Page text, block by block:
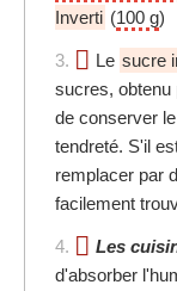
Inverti (100 g)
3. Le sucre
sucres, obtenu
de conserver
tendreté. S'il
remplacer par
facilement
4. Les
d'absorber